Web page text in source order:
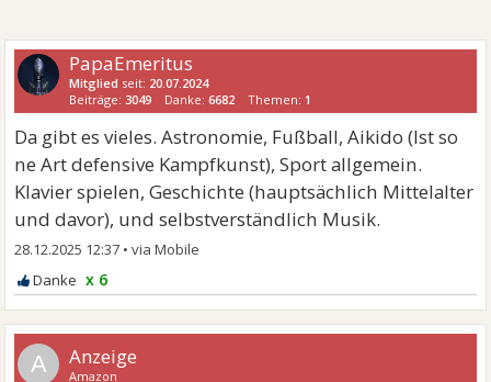
PapaEmeritus
Mitglied seit: 20.07.2024
Beiträge:3049 Danke:6682 Themen: 1
Da gibt es vieles. Astronomie, Fußball, Aikido (Ist so
ne Art defensive Kampfkunst), Sport allgemein.
Klavier spielen, Geschichte (hauptsächlich Mittelalter
und davor), und selbstverständlich Musik.
28.12.2025 12:37 •
x 6
A